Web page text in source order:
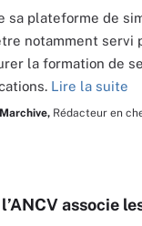
sa plateforme de
notamment servi
la formation de
Lire la suite
Rédacteur en
associe